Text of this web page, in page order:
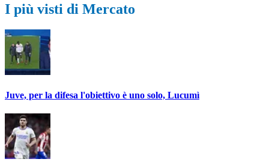
I più visti di Mercato
Juve, per la difesa l'obiettivo è uno solo, Lucumì